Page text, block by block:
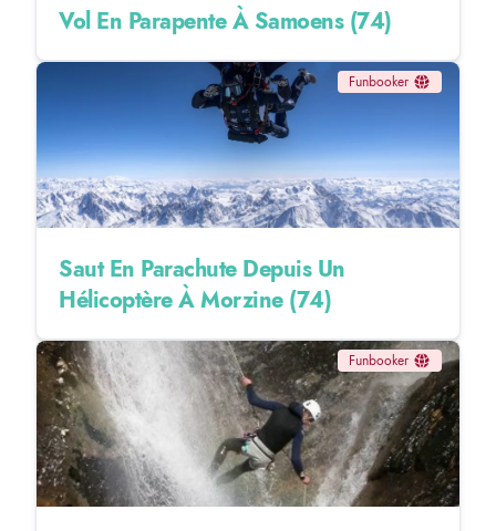
Vol En Parapente À Samoens (74)
Funbooker
Saut En Parachute Depuis Un
Hélicoptère À Morzine (74)
Funbooker